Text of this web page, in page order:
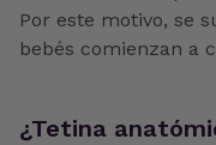
Por este motivo, se
bebés comienzan a
¿Tetina